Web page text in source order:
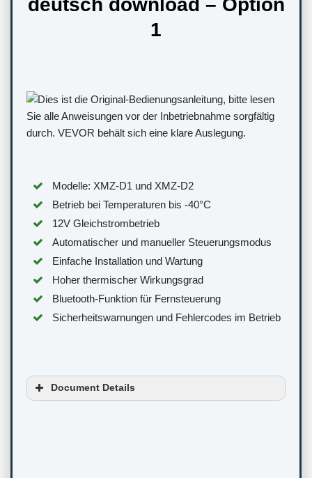
1
Modelle: XMZ-D1 und XMZ-D2
Betrieb bei Temperaturen bis -40°C
12V Gleichstrombetrieb
Automatischer und manueller Steuerungsmodus
Einfache Installation und Wartung
Hoher thermischer Wirkungsgrad
Bluetooth-Funktion für Fernsteuerung
Sicherheitswarnungen und Fehlercodes im Betrieb
Document Details